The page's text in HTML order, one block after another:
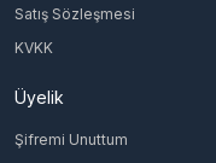
Satış Sözleşmesi
KVKK
Üyelik
Şifremi Unuttum